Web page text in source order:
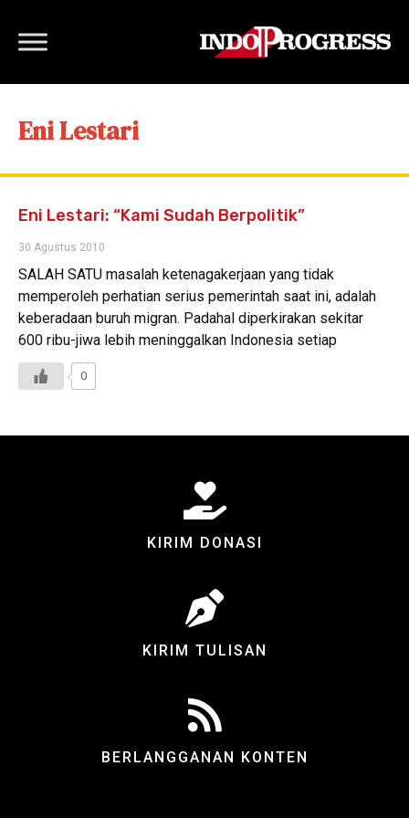
Eni Lestari
Eni Lestari: “Kami Sudah Berpolitik”
30 Agustus 2010
SALAH SATU masalah ketenagakerjaan yang tidak
memperoleh perhatian serius pemerintah saat ini, adalah
keberadaan buruh migran. Padahal diperkirakan sekitar
600 ribu-jiwa lebih meninggalkan Indonesia setiap
0
KIRIM DONASI
KIRIM TULISAN
BERLANGGANAN KONTEN